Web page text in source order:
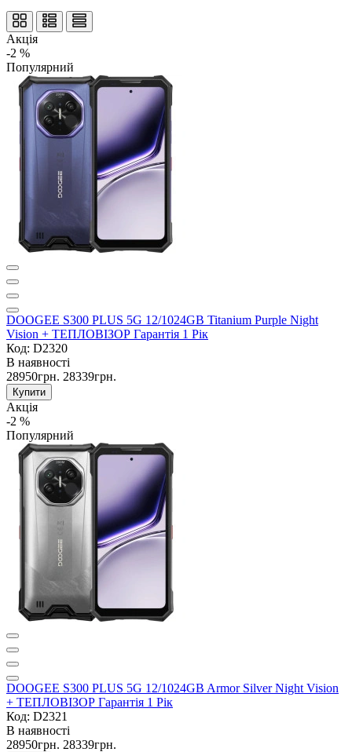
Акція
-2 %
Популярний
DOOGEE S300 PLUS 5G 12/1024GB Titanium Purple Night
Vision + ТЕПЛОВІЗОР Гарантія 1 Рік
Код: D2320
В наявності
28950грн. 28339грн.
Купити
Акція
-2 %
Популярний
DOOGEE S300 PLUS 5G 12/1024GB Armor Silver Night Vision
+ ТЕПЛОВІЗОР Гарантія 1 Рік
Код: D2321
В наявності
28950грн. 28339грн.